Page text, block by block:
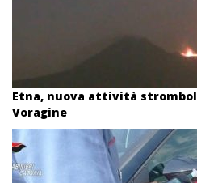
Etna, nuova attività
Voragine